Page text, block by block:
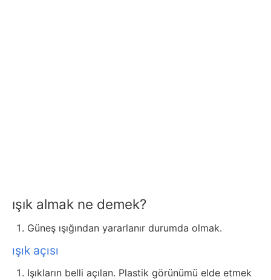
ışık almak ne demek?
Güneş ışığından yararlanır durumda olmak.
ışık açısı
Işıkların belli açılan. Plastik görünümü elde etmek